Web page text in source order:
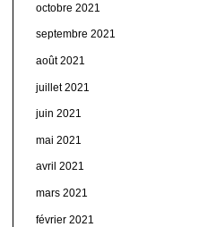
octobre 2021
septembre 2021
août 2021
juillet 2021
juin 2021
mai 2021
avril 2021
mars 2021
février 2021